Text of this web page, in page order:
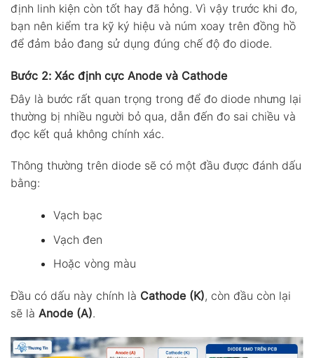
định linh kiện còn tốt hay đã hỏng. Vì vậy trước khi đo,
bạn nên kiểm tra kỹ ký hiệu và núm xoay trên đồng hồ
để đảm bảo đang sử dụng đúng chế độ đo diode.
Bước 2: Xác định cực Anode và Cathode
Đây là bước rất quan trọng trong để đo diode nhưng lại
thường bị nhiều người bỏ qua, dẫn đến đo sai chiều và
đọc kết quả không chính xác.
Thông thường trên diode sẽ có một đầu được đánh dấu
bằng:
Vạch bạc
Vạch đen
Hoặc vòng màu
Đầu có dấu này chính là Cathode (K), còn đầu còn lại
sẽ là Anode (A).